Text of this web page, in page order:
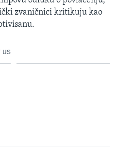
zvaničnici kritikuju kao
us